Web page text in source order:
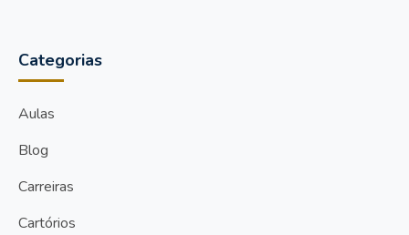
Categorias
Aulas
Blog
Carreiras
Cartórios